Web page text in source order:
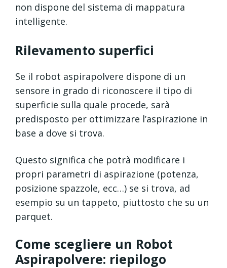
non dispone del sistema di mappatura
intelligente.
Rilevamento superfici
Se il robot aspirapolvere dispone di un
sensore in grado di riconoscere il tipo di
superficie sulla quale procede, sarà
predisposto per ottimizzare l’aspirazione in
base a dove si trova.
Questo significa che potrà modificare i
propri parametri di aspirazione (potenza,
posizione spazzole, ecc…) se si trova, ad
esempio su un tappeto, piuttosto che su un
parquet.
Come scegliere un Robot
Aspirapolvere: riepilogo